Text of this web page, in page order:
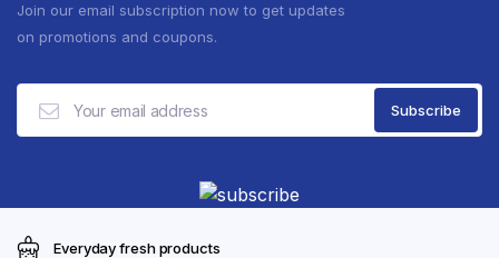
Join our email subscription now to get updates
on promotions and coupons.
Everyday fresh products